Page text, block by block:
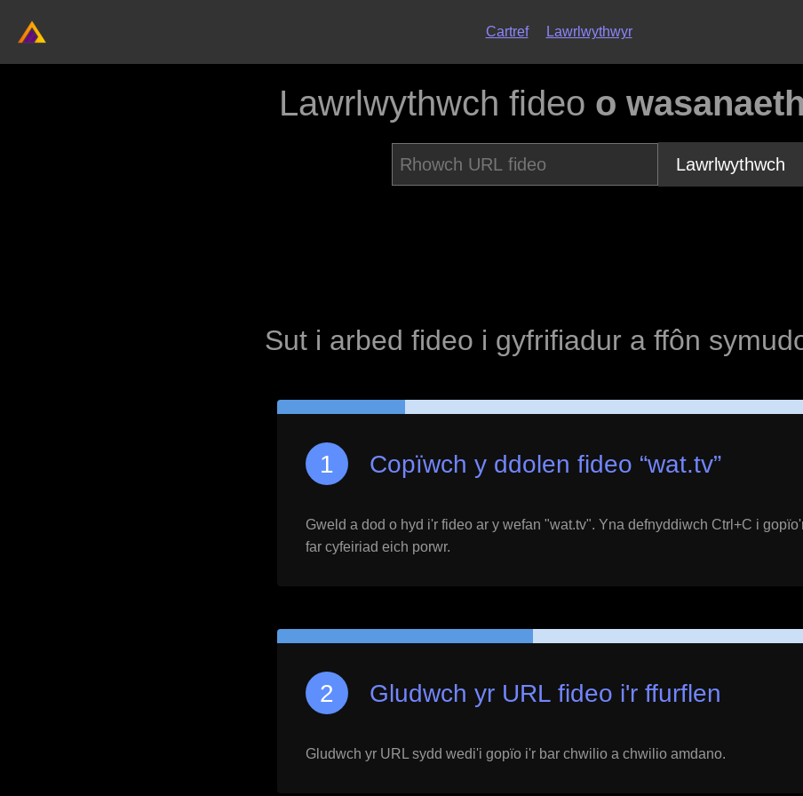
Cartref Lawrlwythwyr
Lawrlwythwch fideo o
Lawrlwythwch
Sut i arbed fideo i gyfrifiadur a ffôn
Copïwch y ddolen fideo “wat.tv”
Gweld a dod o hyd i'r fideo ar y wefan "wat.tv". Yna defnyddiwch Ctrl+C i
far cyfeiriad eich porwr.
Gludwch yr URL fideo i'r ffurflen
Gludwch yr URL sydd wedi'i gopïo i'r bar chwilio a chwilio amdano.